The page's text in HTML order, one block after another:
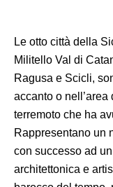
Le otto città della
Militello Val di
Ragusa e Scicli,
accanto o nell’area
terremoto che ha
Rappresentano un
con successo ad
architettonica e